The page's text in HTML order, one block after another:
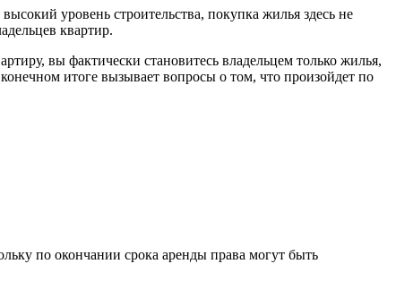
уровень строительства, покупка жилья здесь не
квартир.
вы фактически становитесь владельцем только жилья,
итоге вызывает вопросы о том, что произойдет по
по окончании срока аренды права могут быть